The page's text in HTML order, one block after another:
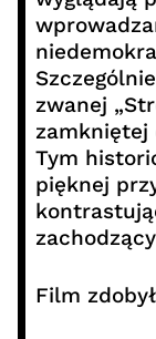
zwanej
zamkniętej
Tym
pięknej
Film